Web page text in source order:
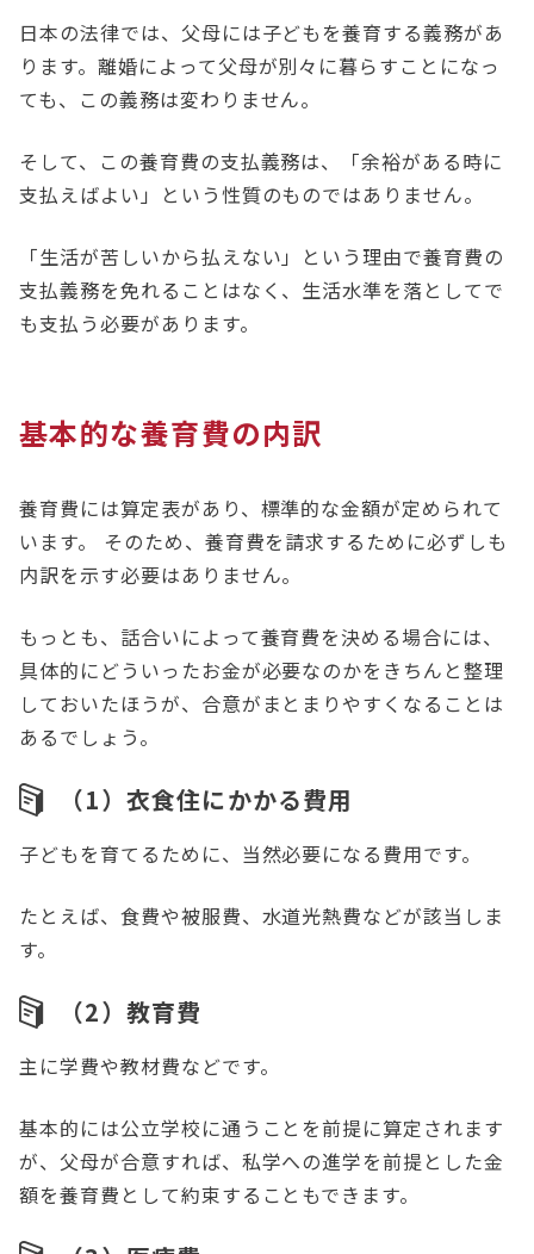
日本の法律では、父母には子どもを養育する義務があ
ります。離婚によって父母が別々に暮らすことになっ
ても、この義務は変わりません。
そして、この養育費の支払義務は、「余裕がある時に
支払えばよい」という性質のものではありません。
「生活が苦しいから払えない」という理由で養育費の
支払義務を免れることはなく、生活水準を落としてで
も支払う必要があります。
基本的な養育費の内訳
養育費には算定表があり、標準的な金額が定められて
います。 そのため、養育費を請求するために必ずしも
内訳を示す必要はありません。
もっとも、話合いによって養育費を決める場合には、
具体的にどういったお金が必要なのかをきちんと整理
しておいたほうが、合意がまとまりやすくなることは
あるでしょう。
（1）衣食住にかかる費用
子どもを育てるために、当然必要になる費用です。
たとえば、食費や被服費、水道光熱費などが該当しま
す。
（2）教育費
主に学費や教材費などです。
基本的には公立学校に通うことを前提に算定されます
が、父母が合意すれば、私学への進学を前提とした金
額を養育費として約束することもできます。